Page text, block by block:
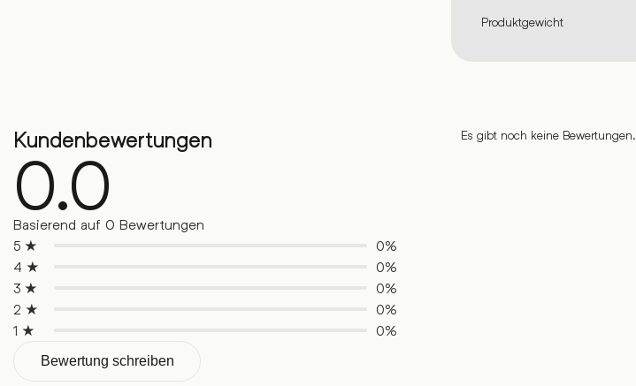
Produktgewicht
Kundenbewertungen
0.0
Basierend auf 0 Bewertungen
5 ★
0%
4 ★
0%
3 ★
0%
2 ★
0%
1 ★
0%
Bewertung schreiben
Es gibt noch keine Bewertungen.